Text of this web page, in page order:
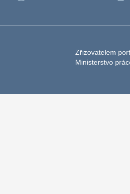
Zřizovatelem
Ministerstvo